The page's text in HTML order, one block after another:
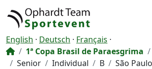
English · Deutsch · Français ·
1ª Copa Brasil de Paraesgrima
Senior
Individual B
São